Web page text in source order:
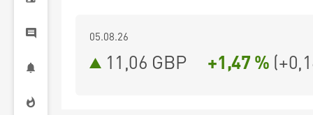
05.08.26
11,06 GBP +1,47 % (